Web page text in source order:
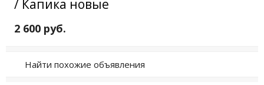
/ Капика новые
2 600 руб.
Найти похожие объявления